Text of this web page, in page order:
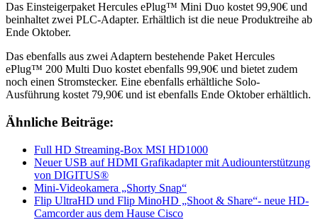
Das Einsteigerpaket Hercules ePlug™ Mini Duo kostet 99,90€ und
beinhaltet zwei PLC-Adapter. Erhältlich ist die neue Produktreihe ab
Ende Oktober.
Das ebenfalls aus zwei Adaptern bestehende Paket Hercules
ePlug™ 200 Multi Duo kostet ebenfalls 99,90€ und bietet zudem
noch einen Stromstecker. Eine ebenfalls erhältliche Solo-
Ausführung kostet 79,90€ und ist ebenfalls Ende Oktober erhältlich.
Ähnliche Beiträge:
Full HD Streaming-Box MSI HD1000
Neuer USB auf HDMI Grafikadapter mit Audiounterstützung
von DIGITUS®
Mini-Videokamera „Shorty Snap“
Flip UltraHD und Flip MinoHD „Shoot & Share“- neue HD-
Camcorder aus dem Hause Cisco